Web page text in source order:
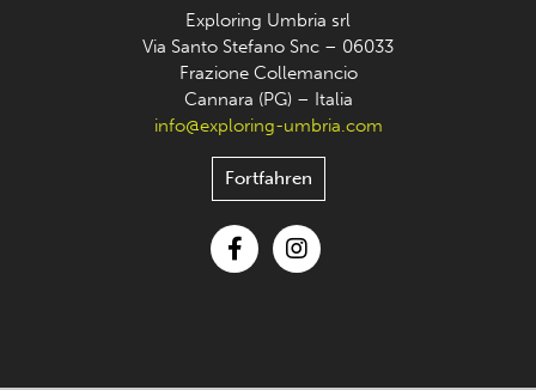
Exploring Umbria srl
Via Santo Stefano Snc – 06033
Frazione Collemancio
Cannara (PG) – Italia
info@exploring-umbria.com
Fortfahren